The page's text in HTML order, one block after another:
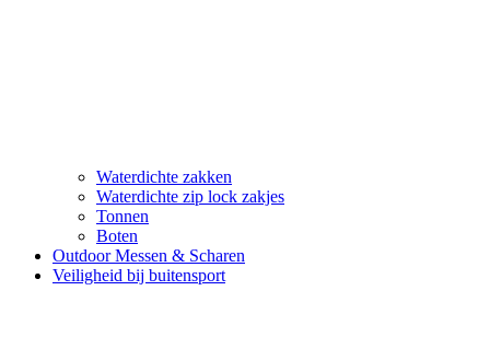
Waterdichte zakken
Waterdichte zip lock zakjes
Tonnen
Boten
Outdoor Messen & Scharen
Veiligheid bij buitensport